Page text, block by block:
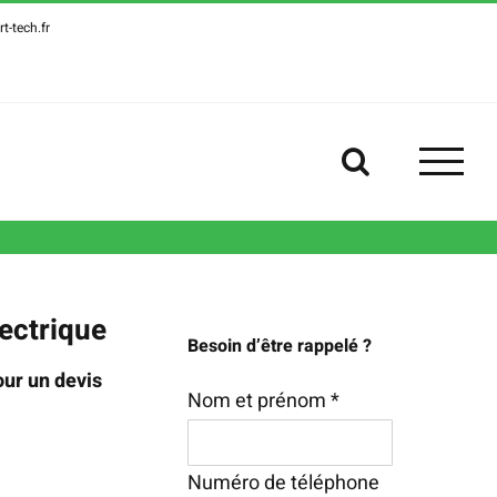
tech.fr
un devis
Besoin d’être rappelé ?
Nom et prénom *
Numéro de téléphone